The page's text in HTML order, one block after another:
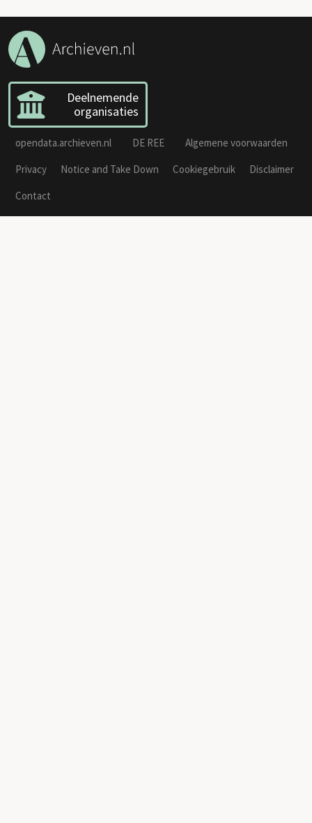
Deelnemende
organisaties
opendata.archieven.nl DE REE
Algemene voorwaarden
Privacy
Notice and Take Down Cookiegebruik
Disclaimer
Contact